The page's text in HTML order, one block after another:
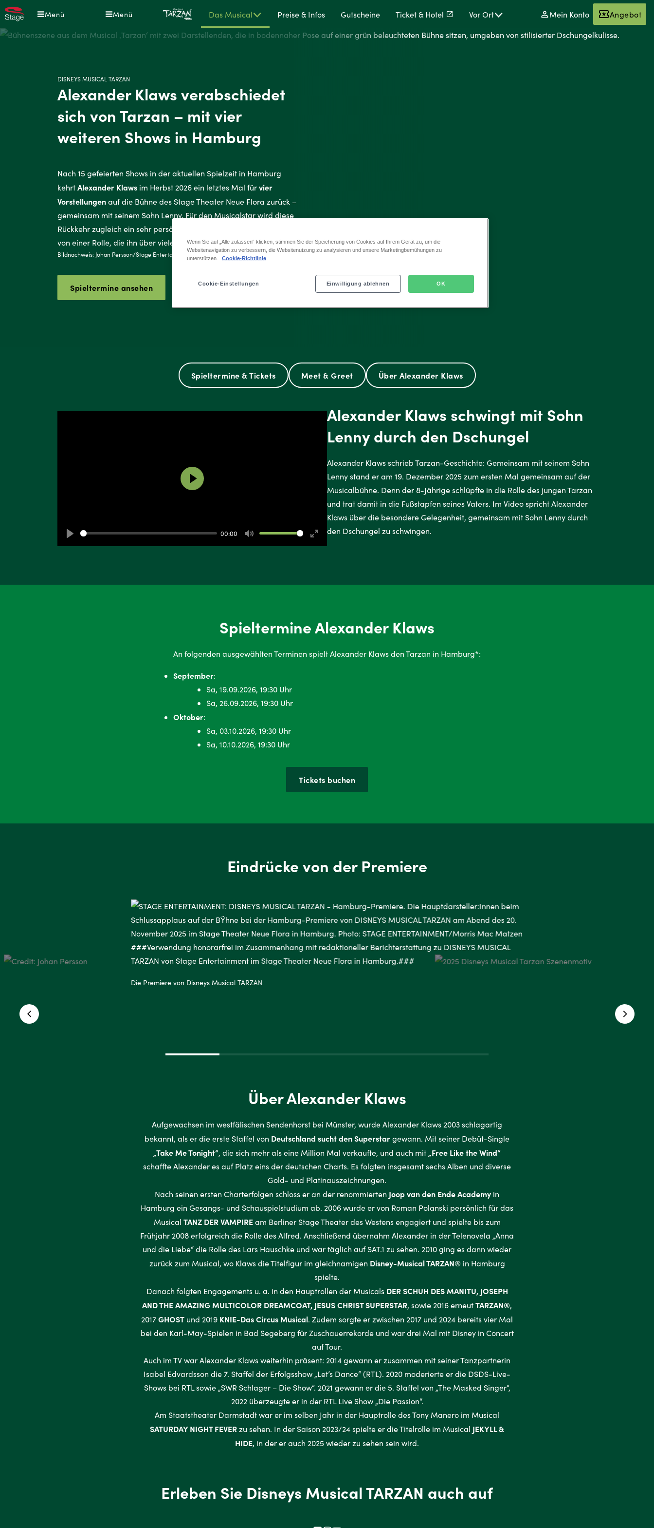
Direkt
zum
Inhalt
Menü Menü
Musical
TARZAN
Hamburg
Das Musical Preise & Infos Gutscheine Ticket & Hotel Vor Ort Mein Konto Angebot
DISNEYS MUSICAL TARZAN
Alexander Klaws verabschiedet
sich von Tarzan – mit vier
weiteren Shows in Hamburg
Nach 15 gefeierten Shows in der aktuellen Spielzeit in Hamburg
kehrtAlexander Klaws im Herbst 2026 ein letztes Mal fürvier
Vorstellungenauf die Bühne des Stage Theater Neue Flora zurück –
gemeinsam mit seinem Sohn Lenny. Für den Musicalstar wird diese
Rückkehr zugleich ein sehr persönlicher und emotionaler Abschied
von einer Rolle, die ihn über viele Jahre geprägt und begleitet hat.
Bildnachweis: Johan Persson/Stage Entertainment
Spieltermine ansehen
Spieltermine & Tickets Meet & Greet Über Alexander Klaws
Alexander Klaws schwingt mit Sohn
Lenny durch den Dschungel
Alexander Klaws schrieb Tarzan-Geschichte: Gemeinsam mit seinem Sohn
Lenny stand er am 19. Dezember 2025 zum ersten Mal gemeinsam auf der
Musicalbühne. Denn der 8-Jährige schlüpfte in die Rolle des jungen Tarzan
und trat damit in die Fußstapfen seines Vaters. Im Video spricht Alexander
Klaws über die besondere Gelegenheit, gemeinsam mit Sohn Lenny durch
den Dschungel zu schwingen.
Play
00:00
Mute
Enter
Play
Spieltermine Alexander Klaws
An folgenden ausgewählten Terminen spielt Alexander Klaws den Tarzan in Hamburg*:
September:
Sa, 19.09.2026, 19:30 Uhr
Sa, 26.09.2026, 19:30 Uhr
Oktober:
Sa, 03.10.2026, 19:30 Uhr
Sa, 10.10.2026, 19:30 Uhr
Tickets buchen
Eindrücke von der Premiere
Die Premiere von Disneys Musical TARZAN
Über Alexander Klaws
Aufgewachsen im westfälischen Sendenhorst bei Münster, wurde Alexander Klaws 2003 schlagartig
bekannt, als er die erste Staffel von Deutschland sucht den Superstargewann. Mit seiner Debüt-Single
„Take Me Tonight“, die sich mehr als eine Million Mal verkaufte, und auch mit „Free Like the Wind“
schaffte Alexander es auf Platz eins der deutschen Charts. Es folgten insgesamt sechs Alben und diverse
Gold- und Platinauszeichnungen.
Nach seinen ersten Charterfolgen schloss er an der renommierten Joop van den Ende Academy in
Hamburg ein Gesangs- und Schauspielstudium ab. 2006 wurde er von Roman Polanski persönlich für das
Musical TANZ DER VAMPIREam Berliner Stage Theater des Westens engagiert und spielte bis zum
Frühjahr 2008 erfolgreich die Rolle des Alfred. Anschließend übernahm Alexander in der Telenovela „Anna
und die Liebe“ die Rolle des Lars Hauschke und war täglich auf SAT.1 zu sehen. 2010 ging es dann wieder
zurück zum Musical, wo Klaws die Titelfigur im gleichnamigen Disney-Musical TARZAN® in Hamburg
spielte.
Danach folgten Engagements u. a. in den Hauptrollen der Musicals DER SCHUH DES MANITU, JOSEPH
AND THE AMAZING MULTICOLOR DREAMCOAT, JESUS CHRIST SUPERSTAR, sowie 2016 erneutTARZAN®,
2017GHOST und 2019 KNIE-Das Circus Musical. Zudem sorgte er zwischen 2017 und 2024 bereits vier Mal
bei den Karl-May-Spielen in Bad Segeberg für Zuschauerrekorde und war drei Mal mit Disney in Concert
auf Tour.
Auch im TV war Alexander Klaws weiterhin präsent: 2014 gewann er zusammen mit seiner Tanzpartnerin
Isabel Edvardsson die 7. Staffel der Erfolgsshow „Let’s Dance“ (RTL). 2020 moderierte er die DSDS-Live-
Shows bei RTL sowie „SWR Schlager – Die Show“. 2021 gewann er die 5. Staffel von „The Masked Singer“,
2022 überzeugte er in der RTL Live Show „Die Passion“.
Am Staatstheater Darmstadt war er im selben Jahr in der Hauptrolle des Tony Manero im Musical
SATURDAY NIGHT FEVERzu sehen. In der Saison 2023/24 spielte er die Titelrolle im Musical JEKYLL &
HIDE, in der er auch 2025 wieder zu sehen sein wird.
Erleben Sie Disneys Musical TARZAN auch auf
Wenn Sie auf „Alle zulassen“ klicken, stimmen Sie der Speicherung von Cookies auf Ihrem Gerät zu, um die
Websitenavigation zu verbessern, die Websitenutzung zu analysieren und unsere Marketingbemühungen zu
unterstützen.
Cookie-Richtlinie
Cookie-Einstellungen Einwilligung ablehnen OK